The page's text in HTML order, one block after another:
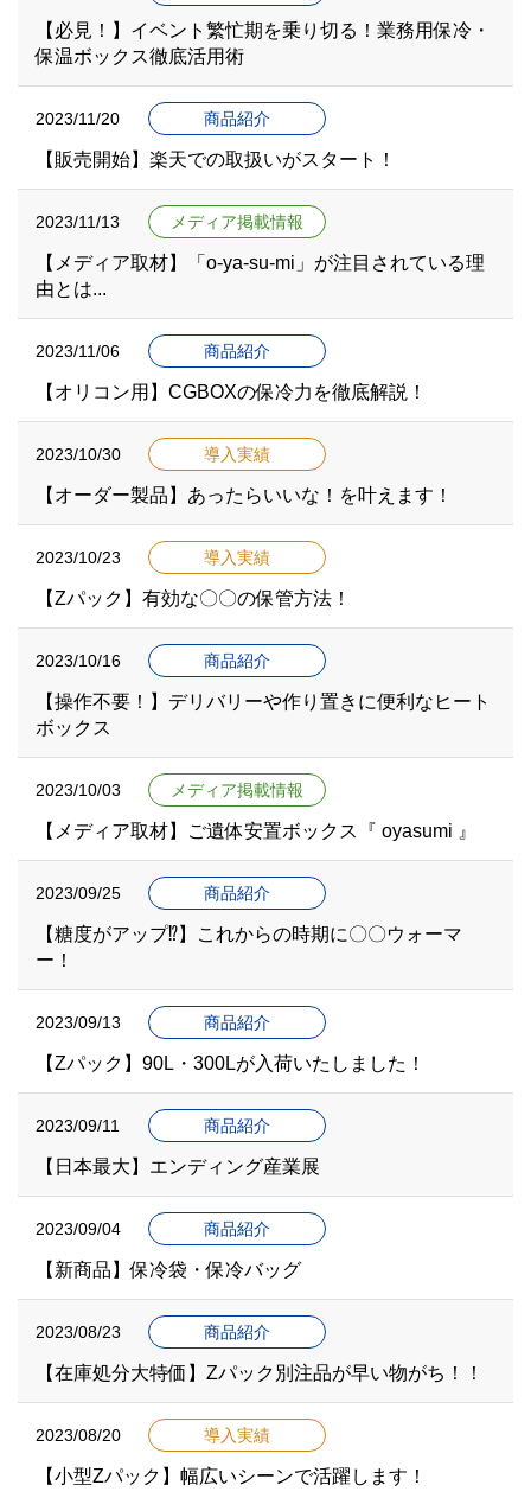
【必見！】イベント繁忙期を乗り切る！業務用保冷・
保温ボックス徹底活用術
2023/11/20 商品紹介
【販売開始】楽天での取扱いがスタート！
2023/11/13 メディア掲載情報
【メディア取材】「o-ya-su-mi」が注目されている理
由とは...
2023/11/06 商品紹介
【オリコン用】CGBOXの保冷力を徹底解説！
2023/10/30 導入実績
【オーダー製品】あったらいいな！を叶えます！
2023/10/23 導入実績
【Zパック】有効な〇〇の保管方法！
2023/10/16 商品紹介
【操作不要！】デリバリーや作り置きに便利なヒート
ボックス
2023/10/03 メディア掲載情報
【メディア取材】ご遺体安置ボックス『 oyasumi 』
2023/09/25 商品紹介
【糖度がアップ⁉】これからの時期に〇〇ウォーマ
ー！
2023/09/13 商品紹介
【Zパック】90L・300Lが入荷いたしました！
2023/09/11 商品紹介
【日本最大】エンディング産業展
2023/09/04 商品紹介
【新商品】保冷袋・保冷バッグ
2023/08/23 商品紹介
【在庫処分大特価】Zパック別注品が早い物がち！！
2023/08/20 導入実績
【小型Zパック】幅広いシーンで活躍します！